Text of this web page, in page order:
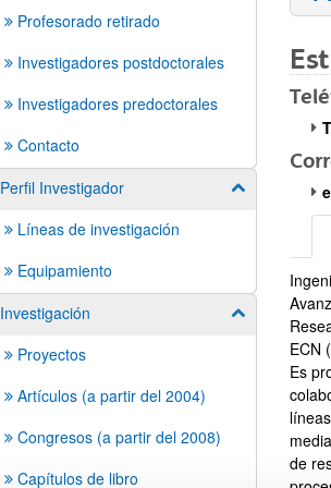
Profesorado retirado
Investigadores postdoctorales
Investigadores predoctorales
Contacto
Perfil Investigador
Mostrar/
Líneas de investigación
Equipamiento
Investigación
Mostrar/
Proyectos
Artículos (a partir del 2004)
Congresos (a partir del 2008)
Capítulos de libro
ECN
Es
de